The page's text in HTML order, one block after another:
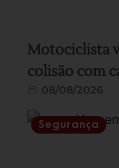
Motociclista
colisão com
08/08/2026
Segurança